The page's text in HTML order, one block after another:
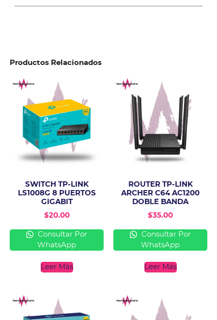
Productos Relacionados
SWITCH TP-LINK
LS1008G 8 PUERTOS
GIGABIT
$20.00
Consultar Por
WhatsApp
Leer Más
ROUTER TP-LINK
ARCHER C64 AC1200
DOBLE BANDA
$35.00
Consultar Por
WhatsApp
Leer Más